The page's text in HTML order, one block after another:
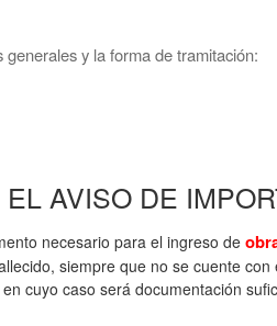
y la forma de tramitación:
AVISO DE
necesario para el ingreso de
siempre que no se cuente
cuyo caso será documentación